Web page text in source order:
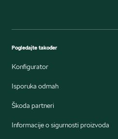
Pogledajte također
Konfigurator
Isporuka odmah
Škoda partneri
Informacije o sigurnosti proizvoda